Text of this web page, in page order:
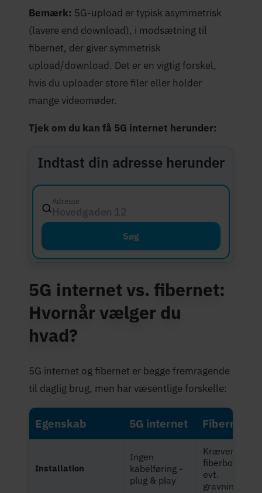
678,17
Mbit/s
Ca. 70-
Mbit/s
Aarhus
500,09
90
Bemærk: 5G-upload er typisk asymmetrisk
(lavere end download), i modsætning til
fibernet, der giver symmetrisk
upload/download. Det er en vigtig forskel,
hvis du uploader store filer eller holder
mange videomøder.
Tjek om du kan få 5G internet herunder:
Indtast din adresse herunder
Adresse
Hovedgaden 12, 8000 Aar
Søg
5G internet vs. fibernet:
Hvornår vælger du
hvad?
5G internet og fibernet er begge fremragende
til daglig brug, men har væsentlige forskelle:
Egenskab 5G internet Fibernet
Installation
Ingen
kabelføring -
plug & play
Kræver
fiberboks +
evt.
gravning